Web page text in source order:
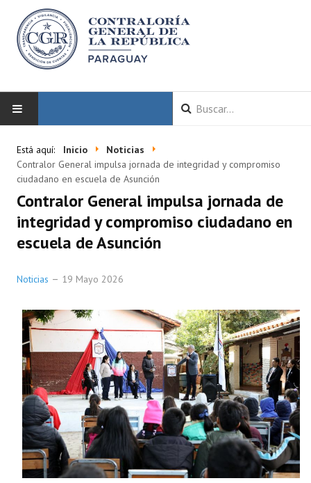
LA CGR
Autoridades
Misión y Visión
Plan Estratégico 2022 - 2026
Sistema de Gestión de Calidad
Memorias
Convenios
Resoluciones de Carácter General
Participación Ciudadana
Está aquí: Inicio
Noticias
Contralor General impulsa jornada de integridad y compromiso
ciudadano en escuela de Asunción
Contralor General impulsa jornada de
integridad y compromiso ciudadano en
escuela de Asunción
Noticias 19 Mayo 2026